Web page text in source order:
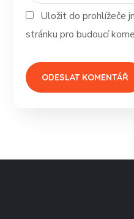
Uložit do prohlížeče
stránku pro budoucí